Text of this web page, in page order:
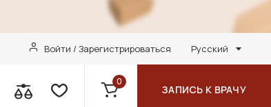
Войти / Зарегистрироваться Русский
0
ЗАПИСЬ К ВРАЧУ